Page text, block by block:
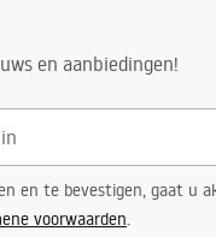
en aanbiedingen!
en te bevestigen, gaat u
voorwaarden.